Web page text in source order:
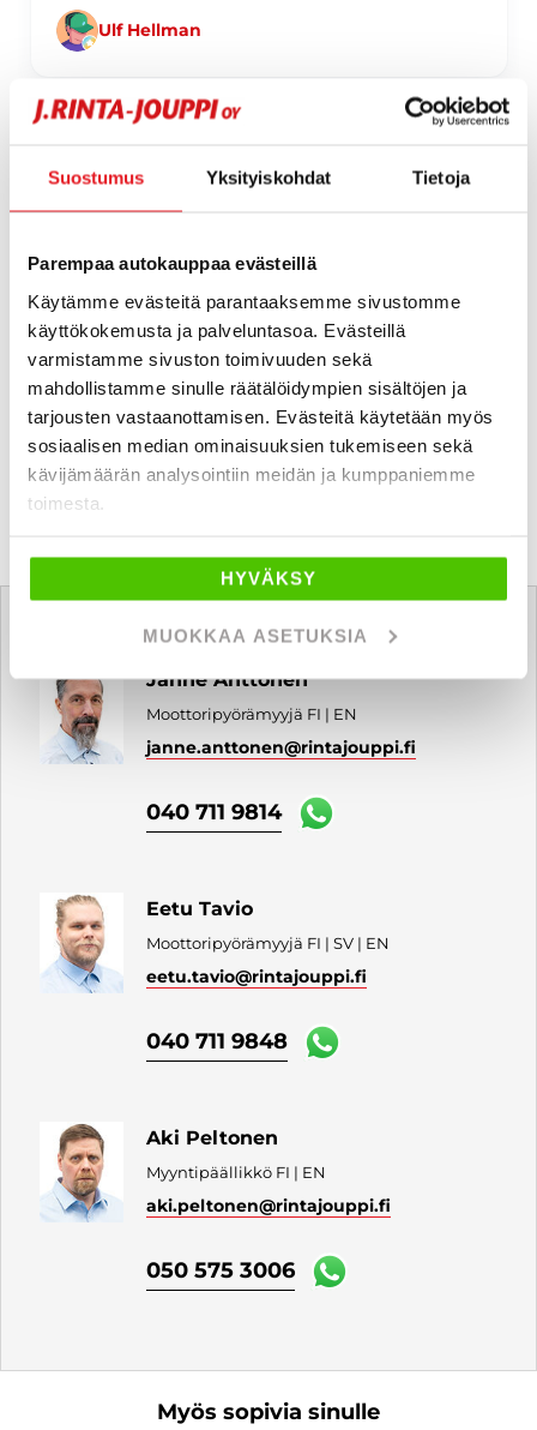
Suostumus Yksityiskohdat Tietoja
Parempaa autokauppaa evästeillä
Käytämme evästeitä parantaaksemme sivustomme
käyttökokemusta ja palveluntasoa. Evästeillä
varmistamme sivuston toimivuuden sekä
mahdollistamme sinulle räätälöidympien sisältöjen ja
tarjousten vastaanottamisen. Evästeitä käytetään myös
sosiaalisen median ominaisuuksien tukemiseen sekä
kävijämäärän analysointiin meidän ja kumppaniemme
toimesta.
HYVÄKSY
MUOKKAA ASETUKSIA
Ulf Hellman
Page 1 of 60
Tätä ajoneuvoa myy
Janne Anttonen
Moottoripyörämyyjä FI | EN
janne.anttonen@rintajouppi.fi
040 711 9814
Eetu Tavio
Moottoripyörämyyjä FI | SV | EN
eetu.tavio@rintajouppi.fi
040 711 9848
Aki Peltonen
Myyntipäällikkö FI | EN
aki.peltonen@rintajouppi.fi
050 575 3006
Myös sopivia sinulle